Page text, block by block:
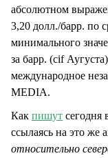
абсолютном
3,20 долл./барр. по
минимального
за барр. (cif
международное
MEDIA.
Как пишут сегодня
ссылаясь на это же
относительно